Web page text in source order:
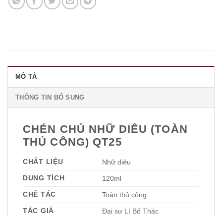
MÔ TẢ
THÔNG TIN BỔ SUNG
CHÉN CHỦ NHỮ DIÊU (TOÀN
THỦ CÔNG) QT25
CHẤT LIỆU
Nhữ diêu
DUNG TÍCH
120ml
CHẾ TÁC
Toàn thủ công
TÁC GIẢ
Đại sư Lí Bố Thác